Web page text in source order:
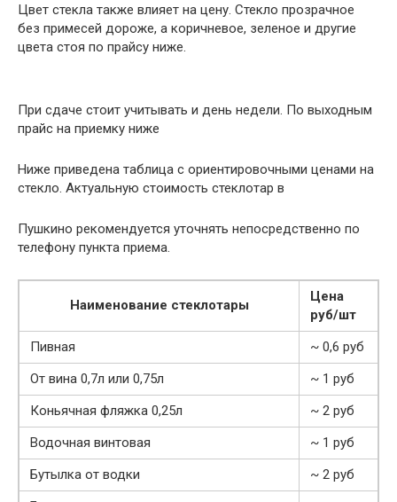
Цвет стекла также влияет на цену. Стекло прозрачное
без примесей дороже, а коричневое, зеленое и другие
цвета стоя по прайсу ниже.
При сдаче стоит учитывать и день недели. По выходным
прайс на приемку ниже
Ниже приведена таблица с ориентировочными ценами на
стекло. Актуальную стоимость стеклотар в
Пушкино рекомендуется уточнять непосредственно по
телефону пункта приема.
Наименование стеклотары
Цена
руб/шт
Пивная
~ 0,6 руб
От вина 0,7л или 0,75л
~ 1 руб
Коньячная фляжка 0,25л
~ 2 руб
Водочная винтовая
~ 1 руб
Бутылка от водки
~ 2 руб